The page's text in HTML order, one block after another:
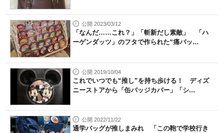
公開 2023/03/12
「なんだ……これ？」「斬新だし素敵」 「ハ
ーゲンダッツ」のフタで作られた“痛バッ...
公開 2019/10/04
これでいつでも“推し”を持ち歩ける！ ディズ
ニーストアから「缶バッジカバー」「シ...
公開 2022/11/22
通学バッグが推しまみれ 「この鞄で学校行き